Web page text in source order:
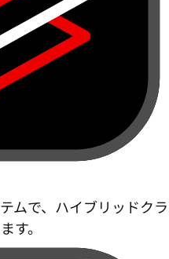
ムで、ハイブリッドクラ
す。